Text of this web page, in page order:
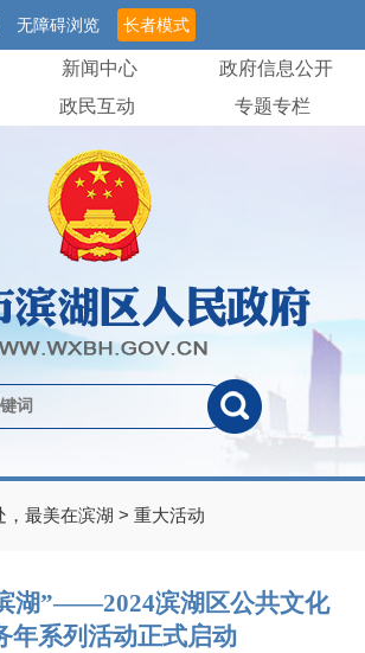
无障碍浏览 长者模式
新闻中心
政府信息公开
政民互动 专题专栏
，最美在滨湖 > 重大活动
湖”——2024滨湖区公共文化
年系列活动正式启动